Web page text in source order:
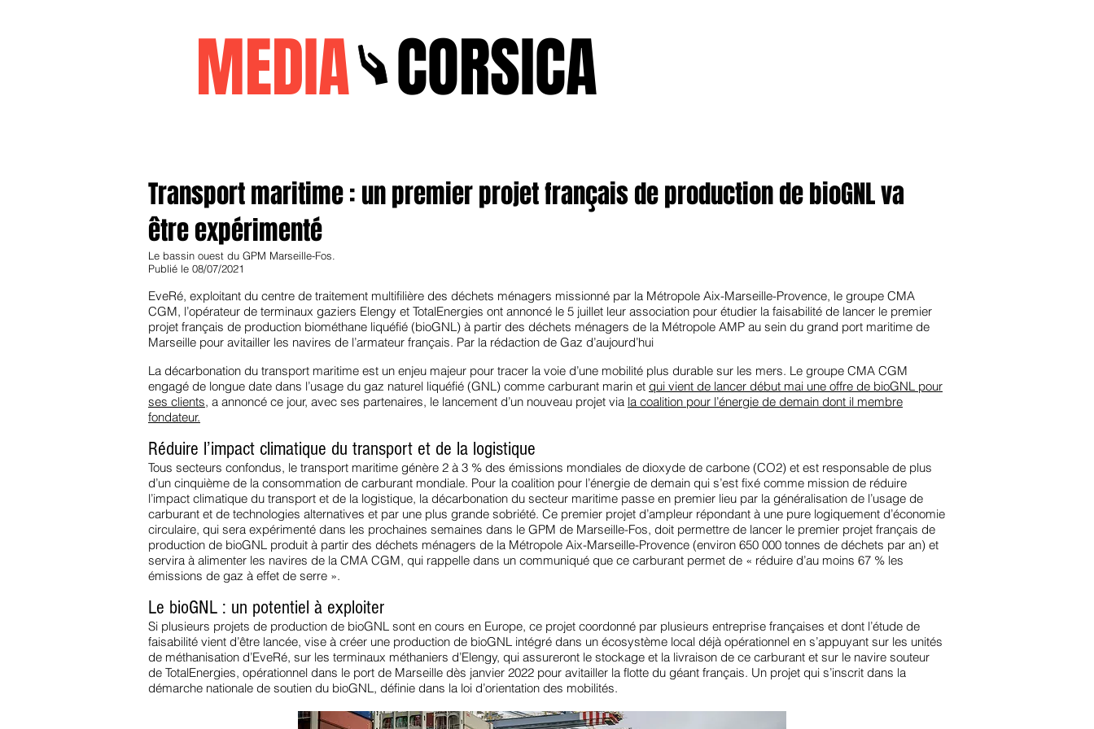
MEDIACORSICA
Transport maritime : un premier projet français de production de bioGNL va
être expérimenté
Le bassin ouest du GPM Marseille-Fos.​
Publié le 08/07/2021
EveRé, exploitant du centre de traitement multifilière des déchets ménagers missionné par la Métropole Aix-Marseille-Provence, le groupe CMA
CGM, l’opérateur de terminaux gaziers Elengy et TotalEnergies ont annoncé le 5 juillet leur association pour étudier la faisabilité de lancer le premier
projet français de production biométhane liquéfié (bioGNL) à partir des déchets ménagers de la Métropole AMP au sein du grand port maritime de
Marseille pour avitailler les navires de l’armateur français. Par la rédaction de Gaz d’aujourd’hui
La décarbonation du transport maritime est un enjeu majeur pour tracer la voie d’une mobilité plus durable sur les mers. Le groupe CMA CGM
engagé de longue date dans l’usage du gaz naturel liquéfié (GNL) comme carburant marin et qui vient de lancer début mai une offre de bioGNL pour
ses clients, a annoncé ce jour, avec ses partenaires, le lancement d’un nouveau projet via la coalition pour l’énergie de demain dont il membre
fondateur.
Réduire l’impact climatique du transport et de la logistique
Tous secteurs confondus, le transport maritime génère 2 à 3 % des émissions mondiales de dioxyde de carbone (CO2) et est responsable de plus
d’un cinquième de la consommation de carburant mondiale. Pour la coalition pour l’énergie de demain qui s’est fixé comme mission de réduire
l’impact climatique du transport et de la logistique, la décarbonation du secteur maritime passe en premier lieu par la généralisation de l’usage de
carburant et de technologies alternatives et par une plus grande sobriété. Ce premier projet d’ampleur répondant à une pure logiquement d’économie
circulaire, qui sera expérimenté dans les prochaines semaines dans le GPM de Marseille-Fos, doit permettre de lancer le premier projet français de
production de bioGNL produit à partir des déchets ménagers de la Métropole Aix-Marseille-Provence (environ 650 000 tonnes de déchets par an) et
servira à alimenter les navires de la CMA CGM, qui rappelle dans un communiqué que ce carburant permet de « réduire d’au moins 67 % les
émissions de gaz à effet de serre ».
Le bioGNL : un potentiel à exploiter
Si plusieurs projets de production de bioGNL sont en cours en Europe, ce projet coordonné par plusieurs entreprise françaises et dont l’étude de
faisabilité vient d’être lancée, vise à créer une production de bioGNL intégré dans un écosystème local déjà opérationnel en s’appuyant sur les unités
de méthanisation d’EveRé, sur les terminaux méthaniers d’Elengy, qui assureront le stockage et la livraison de ce carburant et sur le navire souteur
de TotalEnergies, opérationnel dans le port de Marseille dès janvier 2022 pour avitailler la flotte du géant français. Un projet qui s’inscrit dans la
démarche nationale de soutien du bioGNL, définie dans la loi d’orientation des mobilités.